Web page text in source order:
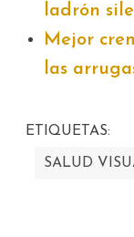
ladrón
Mejor
las
ETIQUETAS:
SALUD